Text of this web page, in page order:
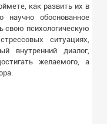
как развить их в
обоснованное
свою психологическую
ситуациях,
внутренний диалог,
желаемого, а